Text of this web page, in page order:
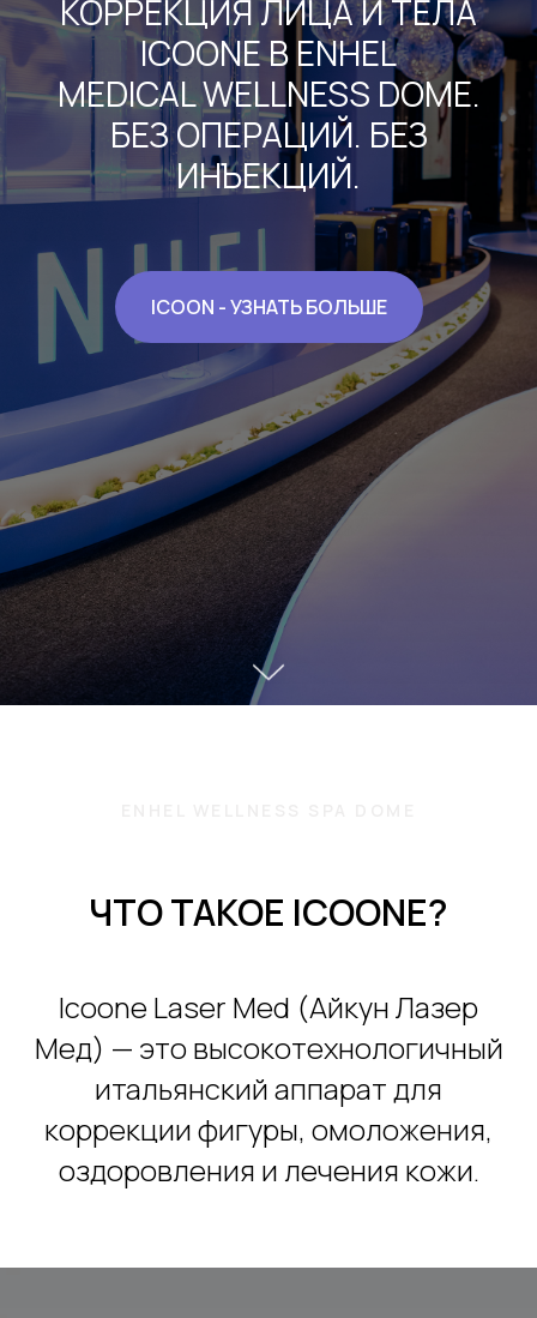
КОРРЕКЦИЯ ЛИЦА И ТЕЛА
ICOONE В ENHEL
MEDICAL WELLNESS DOME.
БЕЗ ОПЕРАЦИЙ. БЕЗ
ИНЪЕКЦИЙ.
ICOON - УЗНАТЬ БОЛЬШЕ
ЧТО ТАКОЕ ICOONE?
Icoone Laser Med (Айкун Лазер
Мед) — это высокотехнологичный
итальянский аппарат для
коррекции фигуры, омоложения,
оздоровления и лечения кожи.